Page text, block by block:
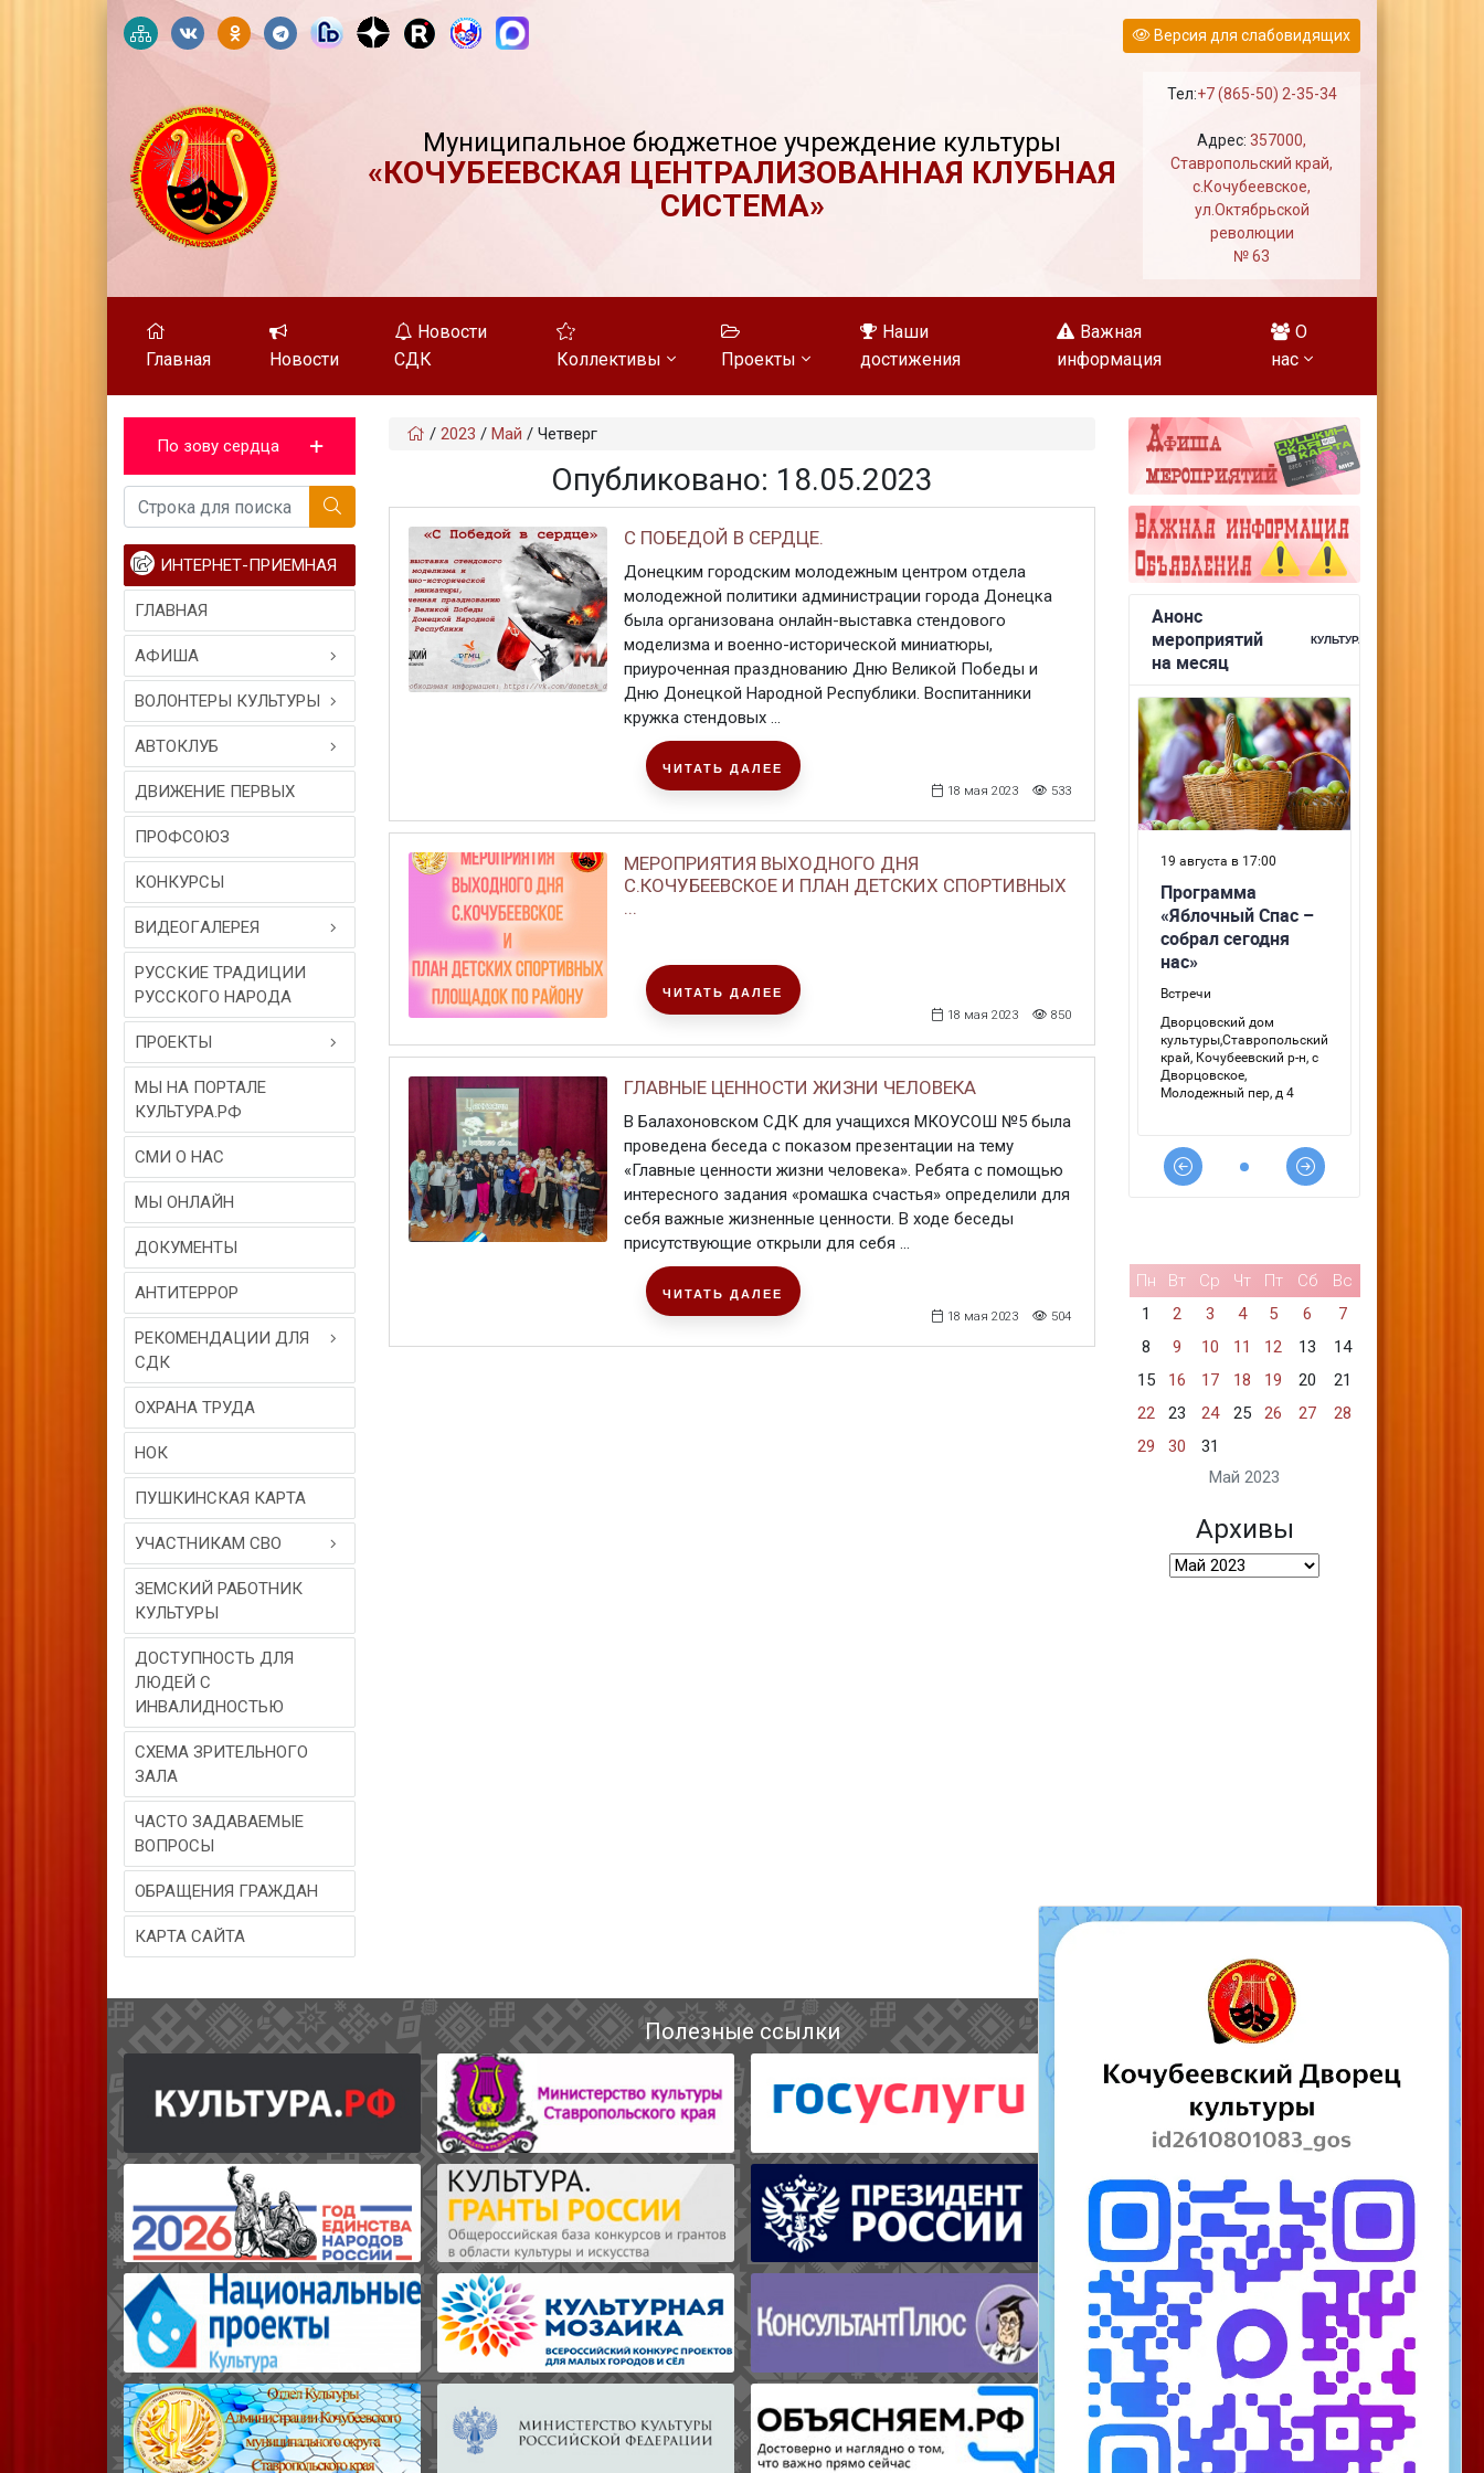
Версия для слабовидящих
Муниципальное бюджетное учреждение культуры
«КОЧУБЕЕВСКАЯ ЦЕНТРАЛИЗОВАННАЯ КЛУБНАЯ
СИСТЕМА»
Тел:+7 (865-50) 2-35-34
Адрес:357000,
Ставропольский край,
с.Кочубеевское,
ул.Октябрьской
революции
№ 63
Главная Новости
Новости
СДК
Коллективы Проекты
Наши
достижения
Важная
информация
О
нас
По зову сердца
ИНТЕРНЕТ-ПРИЕМНАЯ
ГЛАВНАЯ
АФИША
ВОЛОНТЕРЫ КУЛЬТУРЫ
АВТОКЛУБ
ДВИЖЕНИЕ ПЕРВЫХ
ПРОФСОЮЗ
КОНКУРСЫ
ВИДЕОГAЛЕРЕЯ
РУССКИЕ ТРАДИЦИИ
РУССКОГО НАРОДА
ПРОЕКТЫ
МЫ НА ПОРТАЛЕ
КУЛЬТУРА.РФ
СМИ О НАС
МЫ ОНЛАЙН
ДОКУМЕНТЫ
АНТИТЕРРОР
РЕКОМЕНДАЦИИ ДЛЯ
СДК
ОХРАНА ТРУДА
НОК
ПУШКИНСКАЯ КАРТА
УЧАСТНИКАМ СВО
ЗЕМСКИЙ РАБОТНИК
КУЛЬТУРЫ
ДОСТУПНОСТЬ ДЛЯ
ЛЮДЕЙ С
ИНВАЛИДНОСТЬЮ
СХЕМА ЗРИТЕЛЬНОГО
ЗАЛА
ЧАСТО ЗАДАВАЕМЫЕ
ВОПРОСЫ
ОБРАЩЕНИЯ ГРАЖДАН
КАРТА САЙТА
/ 2023 / Май / Четверг
Опубликовано: 18.05.2023
С ПОБЕДОЙ В СЕРДЦЕ.
Донецким городским молодежным центром отдела
молодежной политики администрации города Донецка
была организована онлайн-выставка стендового
моделизма и военно-исторической миниатюры,
приуроченная празднованию Дню Великой Победы и
Дню Донецкой Народной Республики. Воспитанники
кружка стендовых ...
18 мая 2023 533
ЧИТАТЬ ДАЛЕЕ
МЕРОПРИЯТИЯ ВЫХОДНОГО ДНЯ
С.КОЧУБЕЕВСКОЕ И ПЛАН ДЕТСКИХ СПОРТИВНЫХ
...
18 мая 2023 850
ЧИТАТЬ ДАЛЕЕ
ГЛАВНЫЕ ЦЕННОСТИ ЖИЗНИ ЧЕЛОВЕКА
В Балахоновском СДК для учащихся МКОУСОШ №5 была
проведена беседа с показом презентации на тему
«Главные ценности жизни человека». Ребята с помощью
интересного задания «ромашка счастья» определили для
себя важные жизненные ценности. В ходе беседы
присутствующие открыли для себя ...
18 мая 2023 504
ЧИТАТЬ ДАЛЕЕ
Май 2023
Пн Вт Ср Чт Пт Сб
Вс
1
2 3 4 5 6
7
8
9 10 11 12 13
14
15
16 17 18 19 20
21
22
23 24 25 26 27
28
29
30 31
Архивы
Архивы
Полезные ссылки